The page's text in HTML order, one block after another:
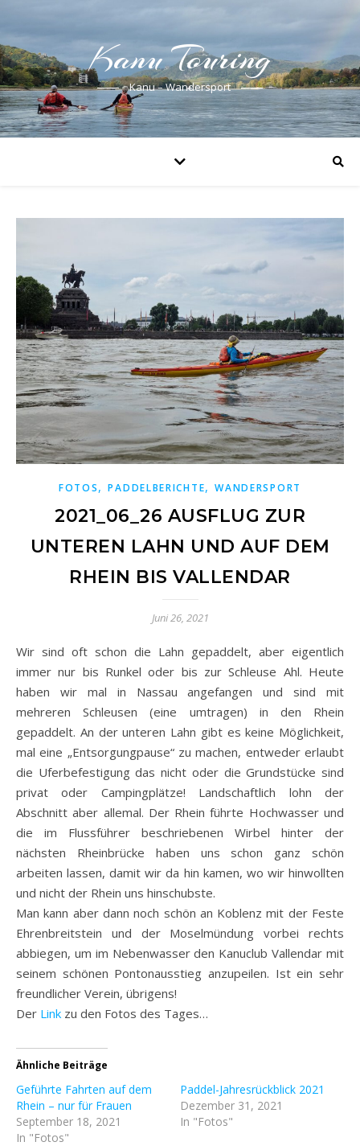
Kanu Touring
Kanu – Wandersport
FOTOS,PADDELBERICHTE,WANDERSPORT
2021_06_26 AUSFLUG ZUR
UNTEREN LAHN UND AUF DEM
RHEIN BIS VALLENDAR
Juni 26, 2021
Wir sind oft schon die Lahn gepaddelt, aber eigentlich
immer nur bis Runkel oder bis zur Schleuse Ahl. Heute
haben wir mal in Nassau angefangen und sind mit
mehreren Schleusen (eine umtragen) in den Rhein
gepaddelt. An der unteren Lahn gibt es keine Möglichkeit,
mal eine „Entsorgungpause“ zu machen, entweder erlaubt
die Uferbefestigung das nicht oder die Grundstücke sind
privat oder Campingplätze! Landschaftlich lohn der
Abschnitt aber allemal. Der Rhein führte Hochwasser und
die im Flussführer beschriebenen Wirbel hinter der
nächsten Rheinbrücke haben uns schon ganz schön
arbeiten lassen, damit wir da hin kamen, wo wir hinwollten
und nicht der Rhein uns hinschubste.
Man kann aber dann noch schön an Koblenz mit der Feste
Ehrenbreitstein und der Moselmündung vorbei rechts
abbiegen, um im Nebenwasser den Kanuclub Vallendar mit
seinem schönen Pontonausstieg anzupeilen. Ist ein sehr
freundlicher Verein, übrigens!
Der Link zu den Fotos des Tages…
Ähnliche Beiträge
Geführte Fahrten auf dem
Rhein – nur für Frauen
September 18, 2021
In "Fotos"
Paddel-Jahresrückblick 2021
Dezember 31, 2021
In "Fotos"